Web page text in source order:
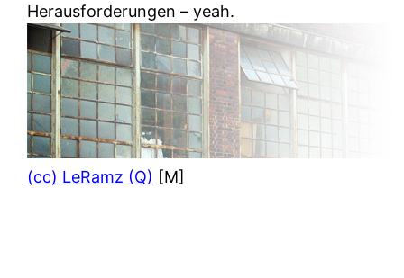
Herausforderungen – yeah.
(cc) LeRamz (Q) [M]